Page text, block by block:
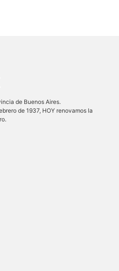
de Buenos Aires.
de 1937, HOY renovamos la